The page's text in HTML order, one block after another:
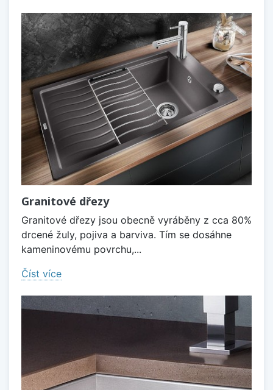
Granitové dřezy
Granitové dřezy jsou obecně vyráběny z cca 80%
drcené žuly, pojiva a barviva. Tím se dosáhne
kameninovému povrchu,...
Číst více